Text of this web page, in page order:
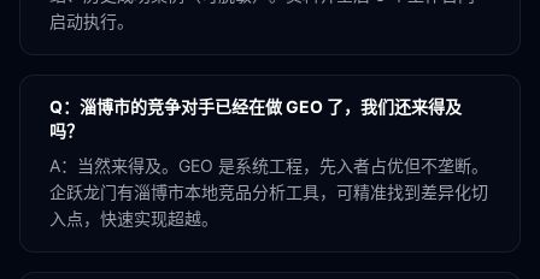
启动执行。
Q： 淄博市的竞争对手已经在做 GEO 了，我们还来得及
吗？
A：
当然来得及。GEO 是系统工程，先入者占优但不垄断。
企跃龙门有淄博市本地竞品分析工具，可精准找到差异化切
入点，快速实现超越。